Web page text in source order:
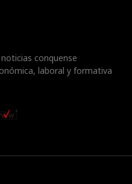
conquense
laboral y formativa